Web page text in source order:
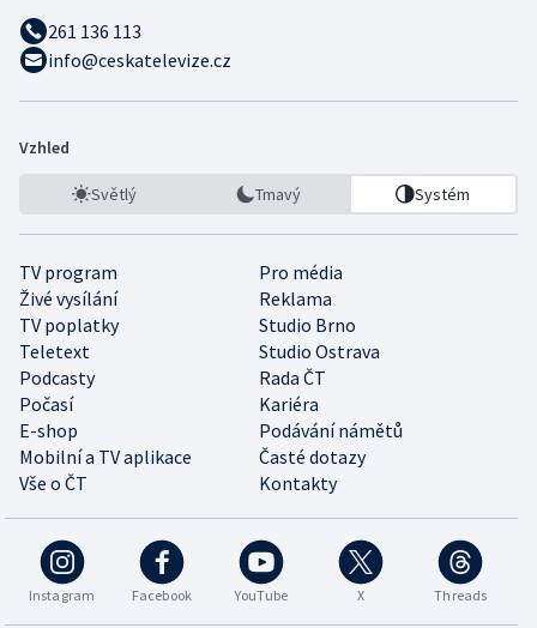
261 136 113
info@ceskatelevize.cz
Vzhled
Světlý Tmavý Systém
TV program
Pro média
Živé vysílání
Reklama
TV poplatky
Studio Brno
Teletext
Studio Ostrava
Podcasty
Rada ČT
Počasí
Kariéra
E-shop
Podávání námětů
Mobilní a TV aplikace
Časté dotazy
Vše o ČT
Kontakty
Instagram Facebook YouTube X Threads